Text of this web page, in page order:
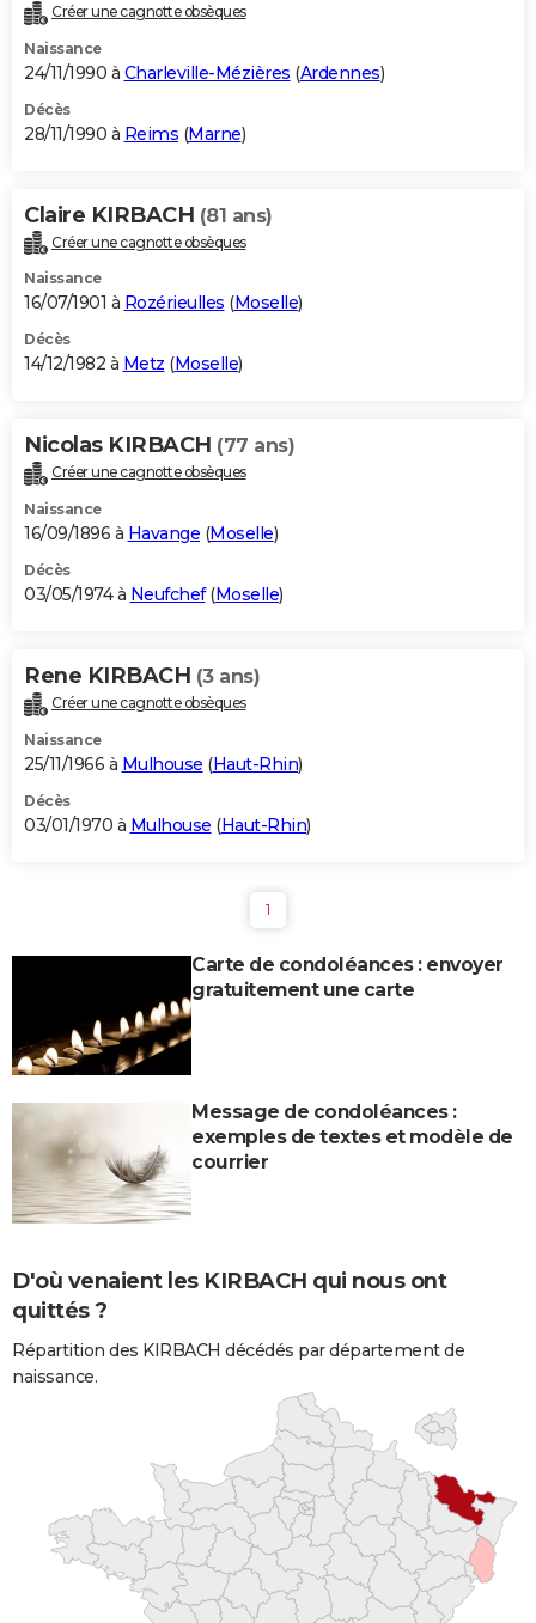
Créer une cagnotte obsèques
Naissance
24/11/1990 à Charleville-Mézières (Ardennes)
Décès
28/11/1990 à Reims (Marne)
Claire KIRBACH (81 ans)
Créer une cagnotte obsèques
Naissance
16/07/1901 à Rozérieulles (Moselle)
Décès
14/12/1982 à Metz (Moselle)
Nicolas KIRBACH (77 ans)
Créer une cagnotte obsèques
Naissance
16/09/1896 à Havange (Moselle)
Décès
03/05/1974 à Neufchef(Moselle)
Rene KIRBACH (3 ans)
Créer une cagnotte obsèques
Naissance
25/11/1966 à Mulhouse (Haut-Rhin)
Décès
03/01/1970 à Mulhouse (Haut-Rhin)
1
Carte de condoléances : envoyer
gratuitement une carte
Message de condoléances :
exemples de textes et modèle de
courrier
D'où venaient les KIRBACH qui nous ont
quittés ?
Répartition des KIRBACH décédés par département de
naissance.